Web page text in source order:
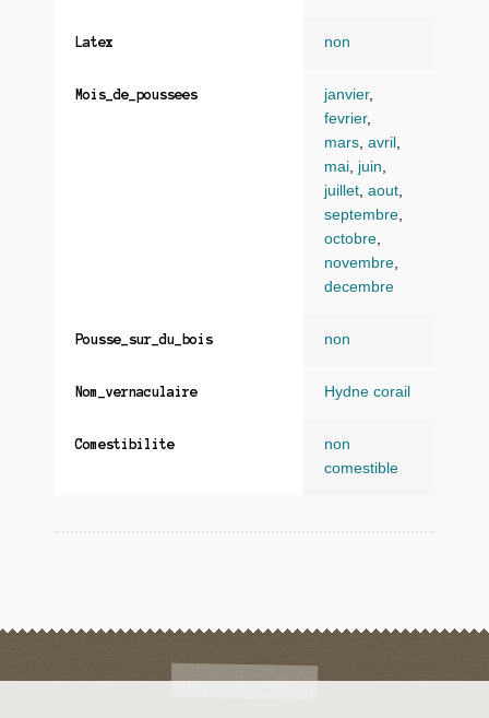
Latex non
Mois_de_poussees janvier,
fevrier,
mars, avril ,
mai, juin,
juillet, aout,
septembre,
octobre,
novembre,
decembre
Pousse_sur_du_bois non
Nom_vernaculaire Hydne corail
Comestibilite
non
comestible